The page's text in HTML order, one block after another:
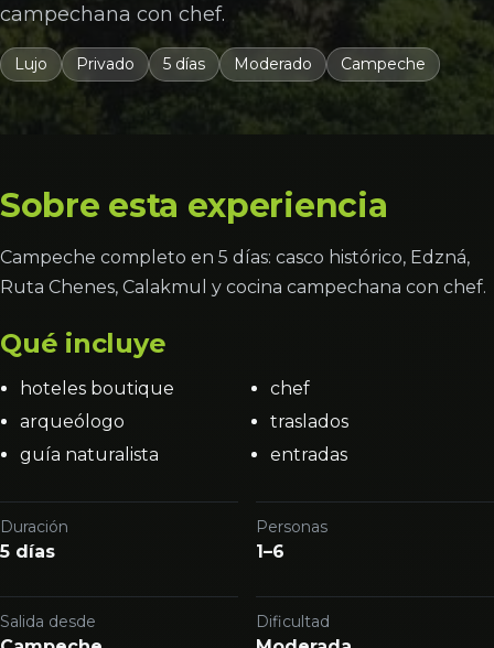
campechana con chef.
Lujo Privado 5 días Moderado Campeche
Sobre esta experiencia
Campeche completo en 5 días: casco histórico, Edzná,
Ruta Chenes, Calakmul y cocina campechana con chef.
Qué incluye
hoteles boutique
arqueólogo
guía naturalista
chef
traslados
entradas
Duración
5 días
Personas
1–6
Salida desde Dificultad